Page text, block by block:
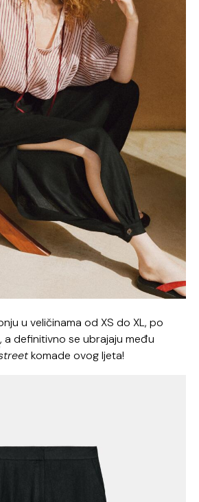
u veličinama od XS do XL, po
, a definitivno se ubrajaju među
komade ovog ljeta!